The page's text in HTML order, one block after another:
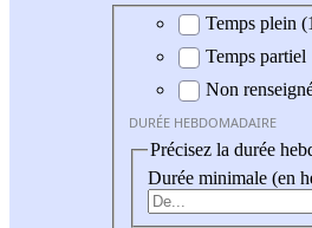
Durée hebdomadaire
Temps plein
Temps partiel
Non
DURÉE HEBDOMADAIRE
Précisez la durée
Durée minimale (en